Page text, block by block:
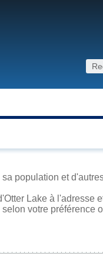
population et
Lake à l'adresse
votre préférence